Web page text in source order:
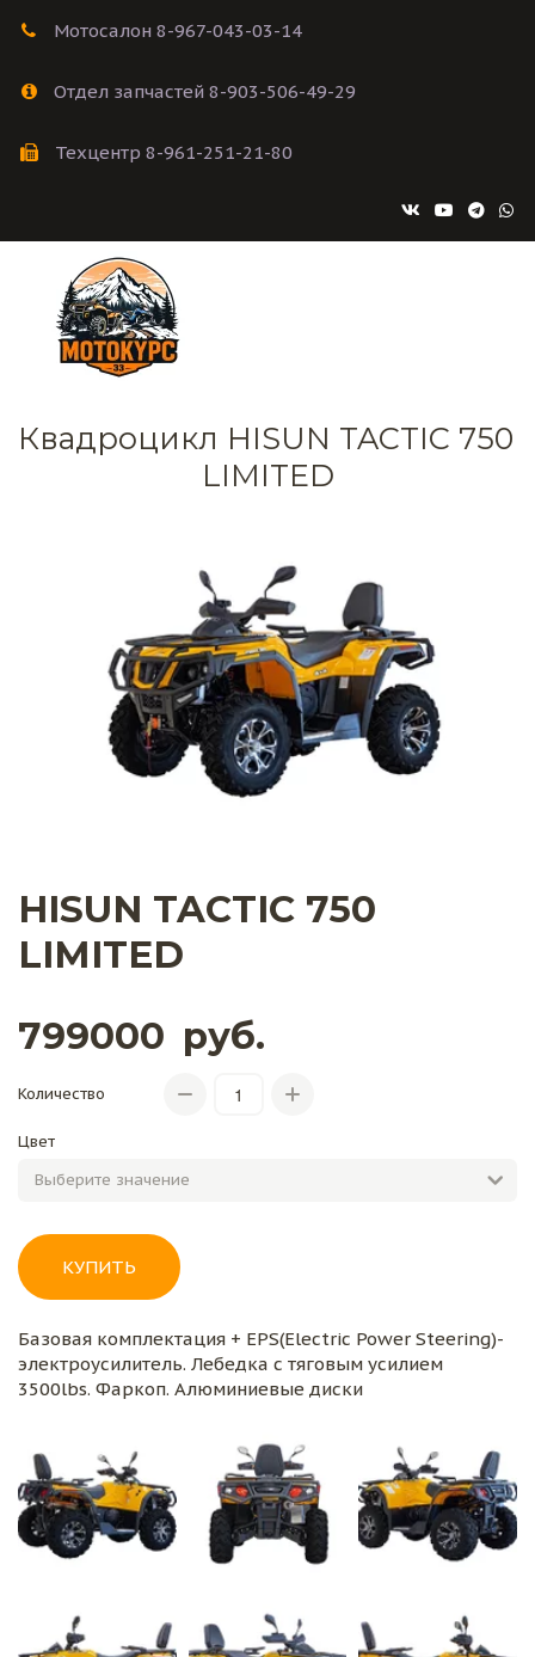
Мотосалон 8-967-043-03-14
Отдел запчастей 8-903-506-49-29
Техцентр 8-961-251-21-80
Квадроцикл HISUN TACTIC 750
LIMITED
HISUN TACTIC 750
LIMITED
799000 руб.
Количество
Цвет
КУПИТЬ
Базовая комплектация + EPS(Electric Power Steering)-
электроусилитель. Лебедка с тяговым усилием
3500lbs. Фаркоп. Алюминиевые диски